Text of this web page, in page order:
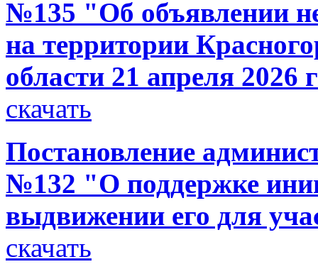
№135 "Об объявлении
на территории
области 21 апреля 2026
скачать
Постановление
№132 "О поддержке
выдвижении его для
скачать